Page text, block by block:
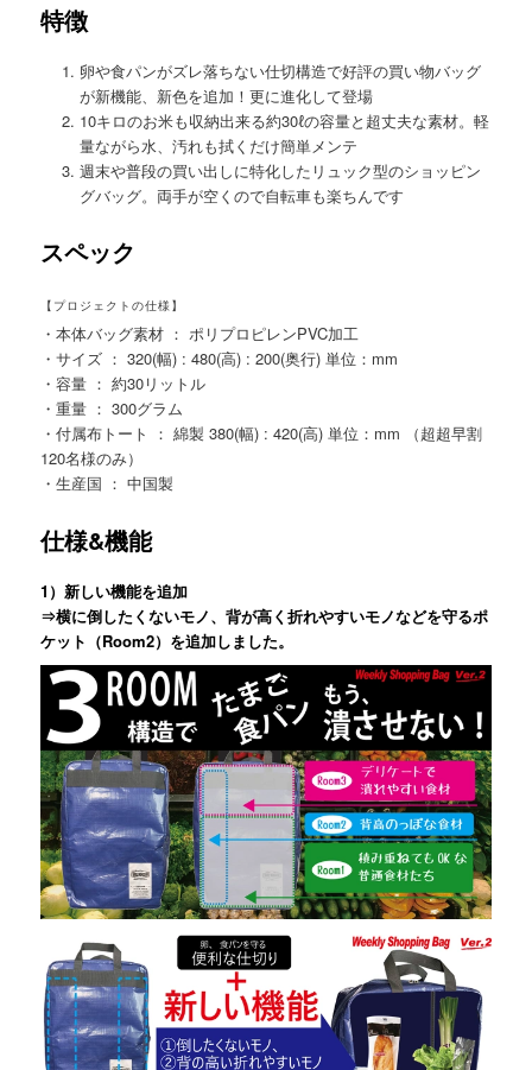
特徴
卵や食パンがズレ落ちない仕切構造で好評の買い物バッグ
が新機能、新色を追加！更に進化して登場
10キロのお米も収納出来る約30ℓの容量と超丈夫な素材。軽
量ながら水、汚れも拭くだけ簡単メンテ
週末や普段の買い出しに特化したリュック型のショッピン
グバッグ。両手が空くので自転車も楽ちんです
スペック
【プロジェクトの仕様】
・本体バッグ素材 ： ポリプロピレンPVC加工
・サイズ ： 320(幅) : 480(高) : 200(奥行) 単位：mm
・容量 ： 約30リットル
・重量 ： 300グラム
・付属布トート ： 綿製 380(幅) : 420(高) 単位：mm （超超早割
120名様のみ）
・生産国 ： 中国製
仕様&機能
1）新しい機能を追加
⇒横に倒したくないモノ、背が高く折れやすいモノなどを守るポ
ケット（Room2）を追加しました。